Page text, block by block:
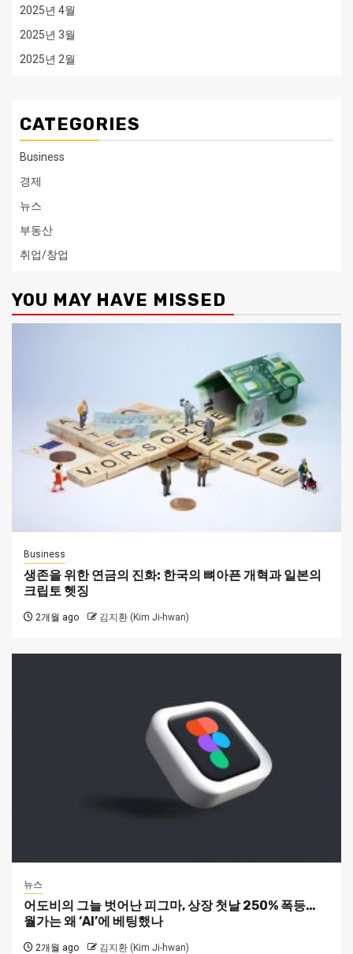
2025년 4월
2025년 3월
2025년 2월
CATEGORIES
Business
경제
뉴스
부동산
취업/창업
YOU MAY HAVE MISSED
Business
생존을 위한 연금의 진화: 한국의 뼈아픈 개혁과 일본의
크립토 헷징
2개월 ago 김지환 (Kim Ji-hwan)
뉴스
어도비의 그늘 벗어난 피그마, 상장 첫날 250% 폭등…
월가는 왜 ‘AI’에 베팅했나
2개월 ago 김지환 (Kim Ji-hwan)